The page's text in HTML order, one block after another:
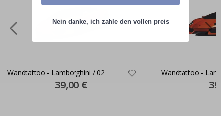
Wandtattoo - Lamborghini / 02
Special
Price
39,00 €
Wandtattoo -
Nein danke, ich zahle den vollen preis